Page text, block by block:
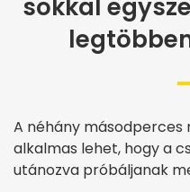
sokkal
A néhány másodperces
alkalmas lehet, hogy a
utánozva próbáljanak